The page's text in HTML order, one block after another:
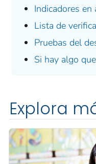
Indicadores en
Lista de
Pruebas del
Si hay algo
Explora